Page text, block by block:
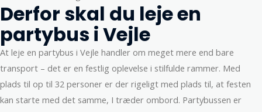
Derfor skal du leje en
partybus i Vejle
At leje en partybus i Vejle handler om meget mere end bare
transport – det er en festlig oplevelse i stilfulde rammer. Med
plads til op til 32 personer er der rigeligt med plads til, at festen
kan starte med det samme, I træder ombord. Partybussen er